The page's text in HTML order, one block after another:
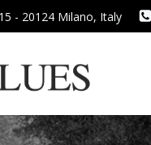
- 20124 Milano, Italy